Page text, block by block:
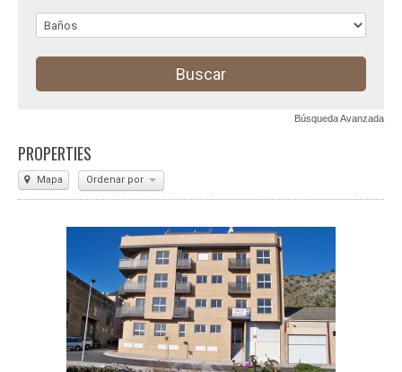
Búsqueda Avanzada
PROPERTIES
Mapa Ordenar por